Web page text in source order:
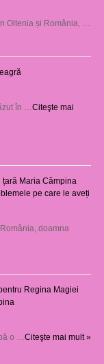
Oltenia și România, …
în … Citeşte mai
Maria Câmpina
pe care le aveți
doamna
Regina Magiei
o … Citeşte mai mult »